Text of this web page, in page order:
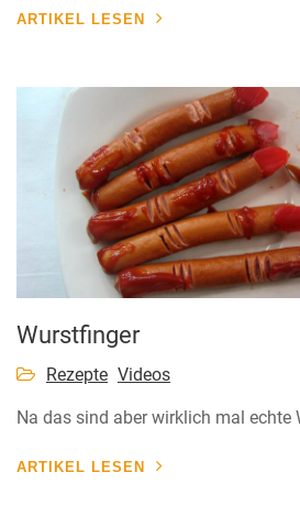
ARTIKEL LESEN
Wurstfinger
Rezepte Videos
Na das sind aber wirklich mal echte
ARTIKEL LESEN